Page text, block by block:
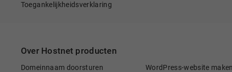
Toegankelijkheidsverklaring
Over Hostnet producten
Domeinnaam doorsturen WordPress-website maken